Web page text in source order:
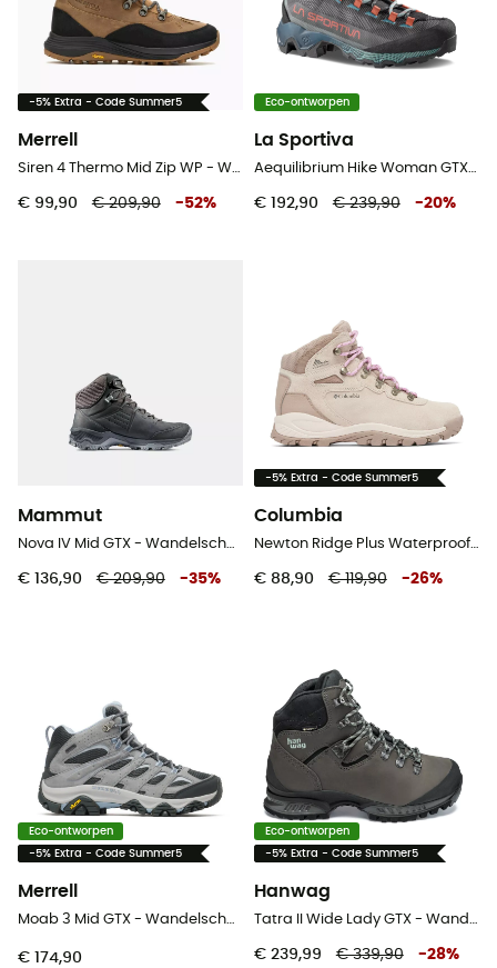
-5% Extra - Code Summer5
Merrell
€ 99,90 € 209,90 -52%
Eco-ontworpen
La Sportiva
€ 192,90 € 239,90 -20%
Mammut
€ 136,90 € 209,90 -35%
-5% Extra - Code Summer5
Columbia
€ 88,90 € 119,90 -26%
Eco-ontworpen
-5% Extra - Code Summer5
Merrell
€ 174,90
Eco-ontworpen
-5% Extra - Code Summer5
Hanwag
€ 239,99 € 339,90 -28%